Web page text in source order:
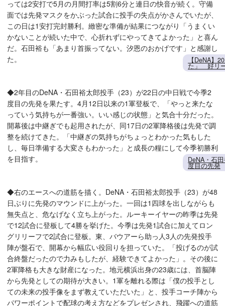
っては2安打で5月の月間打率は5割6分と連日の快音が続く。守備
面では先発マスクをかぶった試合に投手の失点がかさんでいたが、
この日は1安打完封勝利。緻密な準備が結果につながり「うまくい
かないことが続いた中で、心折れずにやってきてよかった」と喜ん
だ。石田裕も「あまり首振ってない。汐恩のおかげです」と感謝し
た。
【DeNA】
た」 好リ
◆2年目のDeNA・石田裕太郎投手（23）が22日の中日戦で今季2
度目の先発を果たす。4月12日以来の1軍登板で、「やっと来たな
っていう気持ちが一番強い。いい感じの状態」と気合十分だった。
開幕後は中継ぎでも起用されたが、同17日の2軍降格後は先発で調
整を続けてきた。「中継ぎの気持ちがちょっとわかった気もした
し、毎日準備する大変さもわかった」と成長の糧にして今季初勝利
を目指す。
DeNA・石
度目の先発
◆右のエースへの道筋を描く。DeNA・石田裕太郎投手（23）が48
日ぶりに先発のマウンドに上がった。一回は1四球を出しながらも
無失点と、危なげなく立ち上がった。ルーキーイヤーの昨季は先発
で12試合に登板して4勝を挙げた。今季は先発1試合に加えてロン
グリリーフで2試合に登板。東、バウアーら助っ人3人の先発投手
陣が盤石で、開幕から幅広い役回りを担っていた。「投げるのが試
合終盤だったので力みもしたが、経験できてよかった」。その後に
2軍降格も大きな財産になった。地元横浜出身の23歳には、首脳陣
から先発としての期待が大きい。1軍を離れる際は「僕の投手とし
ての未来の投手像をまず教えていただいた」と、投手コーチ陣から
パワーポイントで配球の考え方などをプレゼンされ、飛躍への道筋